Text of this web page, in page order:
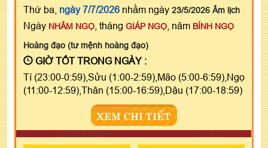
Thứ ba, ngày 7/7/2026 nhằm ngày 23/5/2026 Âm lịch
Ngày NHÂM NGỌ , tháng GIÁP NGỌ , năm BÍNH NGỌ
Hoàng đạo (tư mệnh hoàng đạo)
GIỜ TỐT TRONG NGÀY :
Tí (23:00-0:59),Sửu (1:00-2:59),Mão (5:00-6:59),Ngọ
(11:00-12:59),Thân (15:00-16:59),Dậu (17:00-18:59)
XEM CHI TIẾT